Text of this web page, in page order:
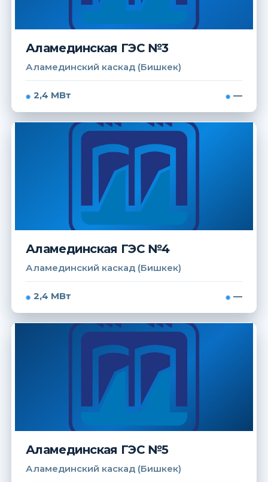
Аламединская ГЭС №3
Аламединский каскад (Бишкек)
2,4 МВт —
Аламединская ГЭС №4
Аламединский каскад (Бишкек)
2,4 МВт —
Аламединская ГЭС №5
Аламединский каскад (Бишкек)